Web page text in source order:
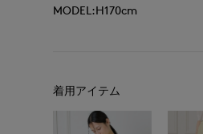
MODEL:H170cm
着用アイテム